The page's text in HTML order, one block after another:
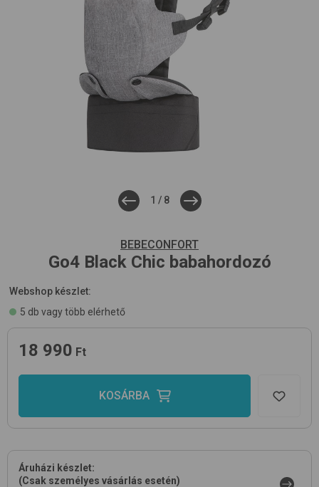
1 / 8
BEBECONFORT
Go4 Black Chic babahordozó
Webshop készlet:
5 db vagy több elérhető
18 990 Ft
KOSÁRBA
Áruházi készlet:
(Csak személyes vásárlás esetén)